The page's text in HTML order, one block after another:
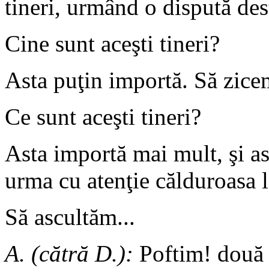
tineri, urmând o dispută
Cine sunt aceşti tineri?
Asta puţin importă. Să
Ce sunt aceşti tineri?
Asta importă mai mult, şi
urma cu atenţie călduroasa
Să ascultăm...
A. (cătră D.): Poftim! două